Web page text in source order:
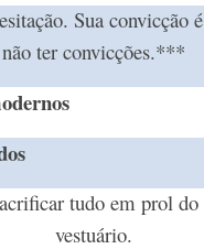
Sua convicção é
não ter convicções.***
tudo em prol do
vestuário.